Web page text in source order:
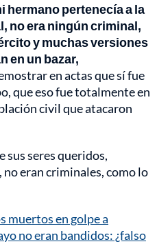
hermano pertenecía a la
no era ningún criminal,
y muchas versiones
en un bazar,
en actas que sí fue
que eso fue totalmente en
civil que atacaron
sus seres queridos,
eran criminales, como lo
muertos en golpe a
no eran bandidos: ¿falso